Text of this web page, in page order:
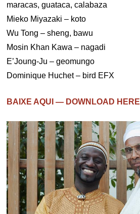
maracas, guataca, calabaza
Mieko Miyazaki – koto
Wu Tong – sheng, bawu
Mosin Khan Kawa – nagadi
E’Joung-Ju – geomungo
Dominique Huchet – bird EFX
BAIXE AQUI — DOWNLOAD HERE